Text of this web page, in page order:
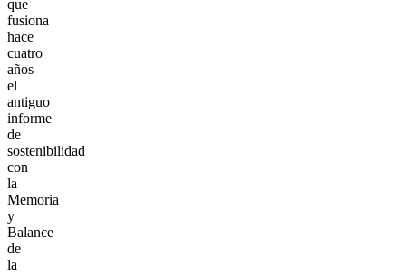
que
fusiona
hace
cuatro
años
el
antiguo
informe
de
sostenibilidad
con
la
Memoria
y
Balance
de
la